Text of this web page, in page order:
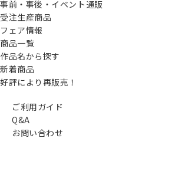
事前・事後・イベント通販
受注生産商品
フェア情報
商品一覧
作品名から探す
新着商品
好評により再販売！
ご利用ガイド
Q&A
お問い合わせ